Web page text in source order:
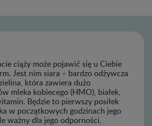
ciąży może pojawić się u Ciebie
Jest nim siara – bardzo odżywcza
która zawiera dużo
mleka kobiecego (HMO), białek,
Będzie to pierwszy posiłek
w początkowych godzinach jego
ważny dla jego odporności.